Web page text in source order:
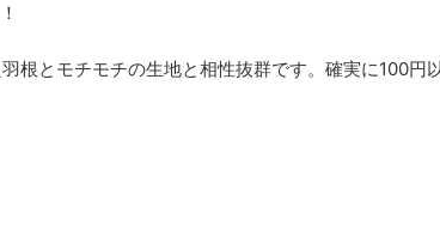
根とモチモチの生地と相性抜群です。確実に100円